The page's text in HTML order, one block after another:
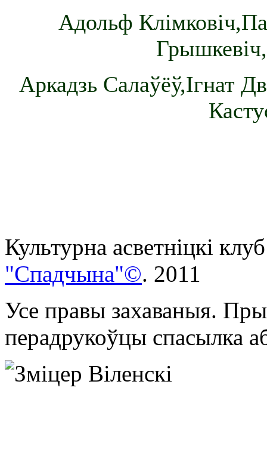
Адольф
Аркадзь Салаўёў,Ігнат
Культурна асветнiцкi клуб
"Спадчына"©. 2011
Усе правы захаваныя. Пры
перадрукоўцы спасылка